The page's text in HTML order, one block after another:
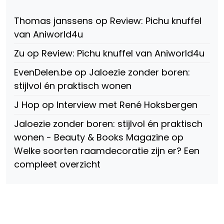
Facebook
Thomas janssens op Review: Pichu knuffel
van Aniworld4u
Zu op Review: Pichu knuffel van Aniworld4u
EvenDelen.be op Jaloezie zonder boren:
stijlvol én praktisch wonen
J Hop op Interview met René Hoksbergen
Jaloezie zonder boren: stijlvol én praktisch
wonen - Beauty & Books Magazine op
Welke soorten raamdecoratie zijn er? Een
compleet overzicht